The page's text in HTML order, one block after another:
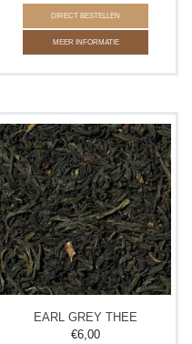
DIRECT BESTELLEN
MEER INFORMATIE
EARL GREY THEE
€6,00